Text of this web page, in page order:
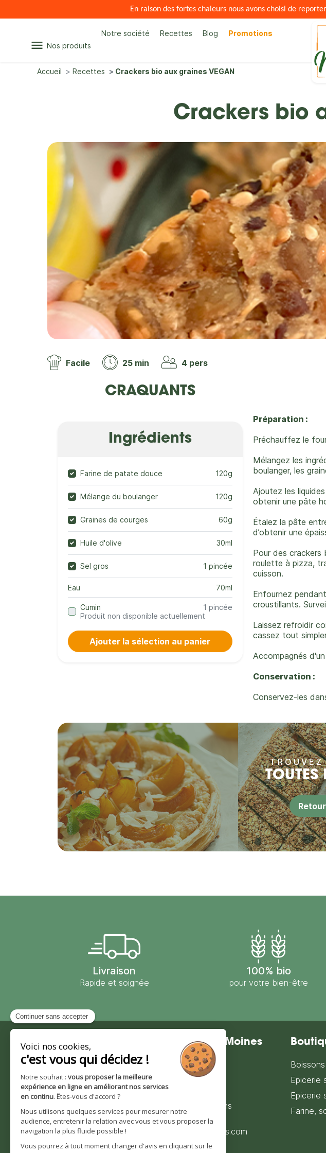
En raison des fortes chaleurs nous avons choisi de
menu Nos produits
Notre société Recettes Blog Promotions
Accueil Recettes Crackers bio aux graines VEGAN
Crackers bio
Facile 25 min 4 pers
CRAQUANTS
Ingrédients
Farine de patate douce 120g
Mélange du boulanger 120g
Graines de courges 60g
Huile d'olive 30ml
Sel gros 1 pincée
Eau 70ml
Cumin
1 pincée
Produit non disponible actuellement
Ajouter la sélection au panier
Préparation :
Préchauffez le
Mélangez les
boulanger, les
Ajoutez les liquides
obtenir une pâte
Étalez la pâte
d’obtenir une
Pour des crackers
roulette à pizza,
cuisson.
Enfournez
croustillants.
Laissez refroidir
cassez tout
Accompagnés
Conservation :
Conservez-les
TOUTES
Livraison
Rapide et soignée
100% bio
pour votre bien-être
Contact
Moulin des Moines
101 route de Wingersheim
67170 Krautwiller
0390291193
Nous contacter
Horaires d'ouverture :
Moulin des Moines
Notre société
Nos valeurs et
engagements
Nos certifications
Bienvenue sur
moulindesmoines.com
Notre histoire
Boissons
Epicerie
Epicerie
Farine,